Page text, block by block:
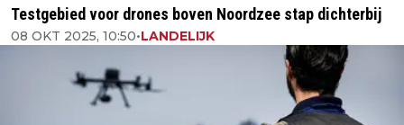
Testgebied voor drones boven Noordzee stap dichterbij
08 OKT 2025, 10:50•LANDELIJK